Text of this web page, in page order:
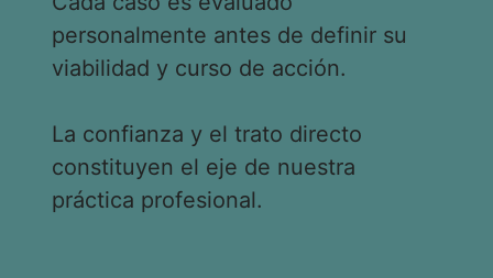
personalmente antes de definir su
viabilidad y curso de acción.
La confianza y el trato directo
constituyen el eje de nuestra
práctica profesional.